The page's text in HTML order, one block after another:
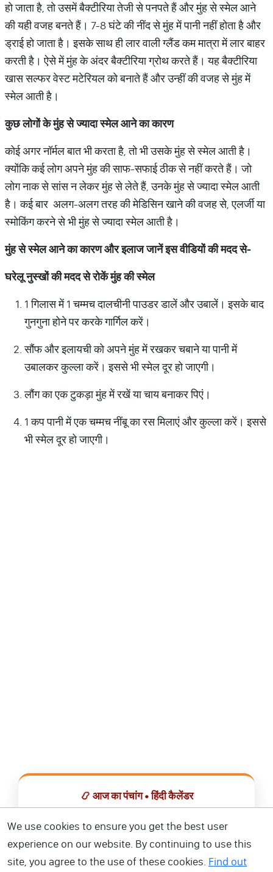
हो जाता है, तो उसमें बैक्टीरिया तेजी से पनपते हैं और मुंह से स्मेल आने
की यही वजह बनते हैं। 7-8 घंटे की नींद से मुंह में पानी नहीं होता है और
ड्राई हो जाता है। इसके साथ ही लार वाली ग्लैंड कम मात्रा में लार बाहर
करती है। ऐसे में मुंह के अंदर बैक्टीरिया ग्रोथ करते हैं। यह बैक्टीरिया
खास सल्फर वेस्ट मटेरियल को बनाते हैं और उन्हीं की वजह से मुंह में
स्मेल आती है।
कुछलोगोंकेमुंहसेज्यादास्मेलआनेकाकारण
कोई अगर नॉर्मल बात भी करता है, तो भी उसके मुंह से स्मेल आती है।
क्योंकि कई लोग अपने मुंह की साफ-सफाई ठीक से नहीं करते हैं। जो
लोग नाक से सांस न लेकर मुंह से लेते हैं, उनके मुंह से ज्यादा स्मेल आती
है। कई बार अलग-अलग तरह की मेडिसिन खाने की वजह से, एलर्जी या
स्मोकिंग करने से भी मुंह से ज्यादा स्मेल आती है।
मुंहसेस्मेलआनेकाकारणऔरइलाजजानेंइसवीडियोंकीमददसे-
घरेलूनुस्खोंकीमददसेरोकेंमुंहकीस्मेल
1 गिलास में 1 चम्मच दालचीनी पाउडर डालें और उबालें। इसके बाद
गुनगुना होने पर करके गार्गिल करें।
सौंफ और इलायची को अपने मुंह में रखकर चबाने या पानी में
उबालकर कुल्ला करें। इससे भी स्मेल दूर हो जाएगी।
लौंग का एक टुकड़ा मुंह में रखें या चाय बनाकर पिएं।
1 कप पानी में एक चम्मच नींबू का रस मिलाएं और कुल्ला करें। इससे
भी स्मेल दूर हो जाएगी।
📿 आज का पंचांग • हिंदी कैलेंडर
📅 हिंदी कैलेंडर ऐप डाउनलोड करें
We use cookies to ensure you get the best user
experience on our website. By continuing to use this
site, you agree to the use of these cookies. Find out